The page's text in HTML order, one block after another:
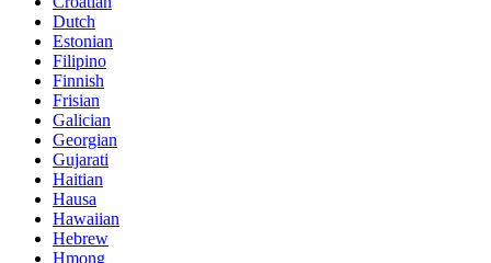
Dutch
Estonian
Filipino
Finnish
Frisian
Galician
Georgian
Gujarati
Haitian
Hausa
Hawaiian
Hebrew
Hmong